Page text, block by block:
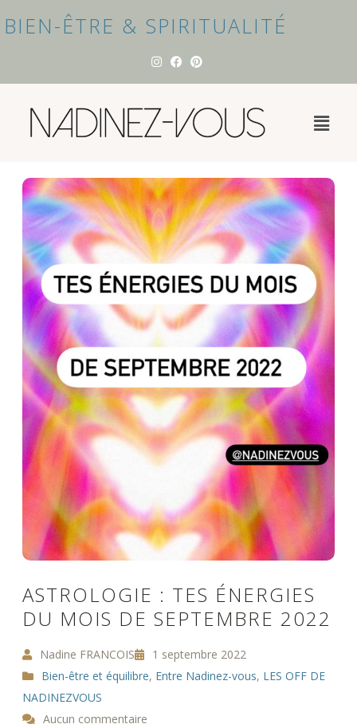
BIEN-ÊTRE & SPIRITUALITÉ
ASTROLOGIE : TES ÉNERGIES
DU MOIS DE SEPTEMBRE 2022
Nadine FRANCOIS
1 septembre 2022
Bien-être et équilibre, Entre Nadinez-vous, LES OFF DE
NADINEZVOUS
Aucun commentaire